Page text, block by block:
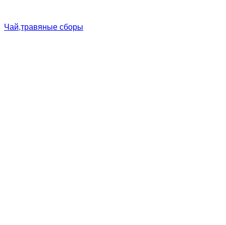
Чай,травяные сборы